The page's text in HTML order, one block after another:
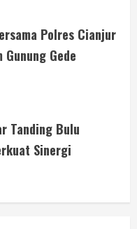
Polres Cianjur
Gede
Tanding Bulu
Sinergi